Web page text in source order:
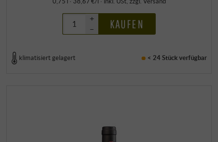
+
–
KAUFEN
klimatisiert gelagert < 24 Stückverfügbar